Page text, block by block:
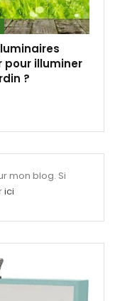
pour illuminer
?
mon blog. Si
ici